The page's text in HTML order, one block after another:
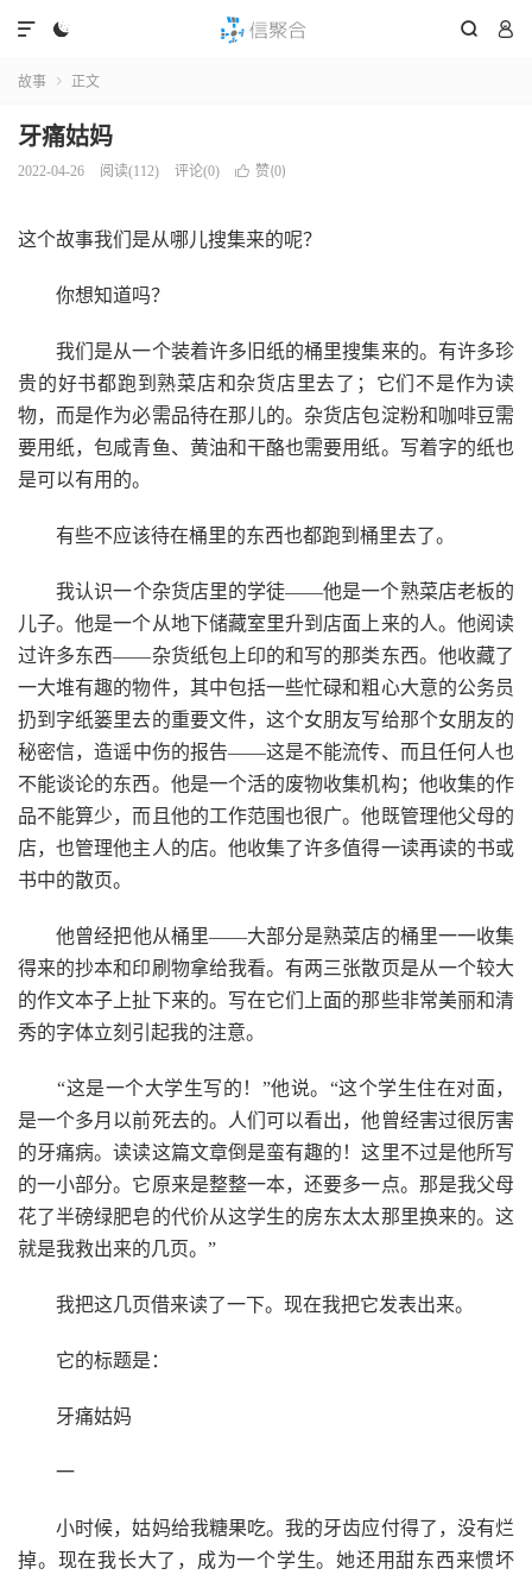
  

故事  正文
牙痛姑妈
2022-04-26 阅读(112) 评论(0)  赞(0)
这个故事我们是从哪儿搜集来的呢？
你想知道吗？
我们是从一个装着许多旧纸的桶里搜集来的。有许多珍
贵的好书都跑到熟菜店和杂货店里去了；它们不是作为读
物，而是作为必需品待在那儿的。杂货店包淀粉和咖啡豆需
要用纸，包咸青鱼、黄油和干酪也需要用纸。写着字的纸也
是可以有用的。
有些不应该待在桶里的东西也都跑到桶里去了。
我认识一个杂货店里的学徒——他是一个熟菜店老板的
儿子。他是一个从地下储藏室里升到店面上来的人。他阅读
过许多东西——杂货纸包上印的和写的那类东西。他收藏了
一大堆有趣的物件，其中包括一些忙碌和粗心大意的公务员
扔到字纸篓里去的重要文件，这个女朋友写给那个女朋友的
秘密信，造谣中伤的报告——这是不能流传、而且任何人也
不能谈论的东西。他是一个活的废物收集机构；他收集的作
品不能算少，而且他的工作范围也很广。他既管理他父母的
店，也管理他主人的店。他收集了许多值得一读再读的书或
书中的散页。
他曾经把他从桶里——大部分是熟菜店的桶里一一收集
得来的抄本和印刷物拿给我看。有两三张散页是从一个较大
的作文本子上扯下来的。写在它们上面的那些非常美丽和清
秀的字体立刻引起我的注意。
“这是一个大学生写的！”他说。“这个学生住在对面，
是一个多月以前死去的。人们可以看出，他曾经害过很厉害
的牙痛病。读读这篇文章倒是蛮有趣的！这里不过是他所写
的一小部分。它原来是整整一本，还要多一点。那是我父母
花了半磅绿肥皂的代价从这学生的房东太太那里换来的。这
就是我救出来的几页。”
我把这几页借来读了一下。现在我把它发表出来。
它的标题是：
牙痛姑妈
一
小时候，姑妈给我糖果吃。我的牙齿应付得了，没有烂
掉。现在我长大了，成为一个学生。她还用甜东西来惯坏